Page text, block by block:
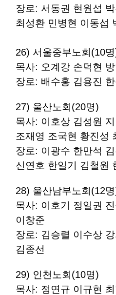
장로: 서동권 현원섭
최성환 민병현 이동섭
26) 서울중부노회(10
목사: 오계강 손덕현
장로: 배수홍 김용진
27) 울산노회(20명)
목사: 이호상 김성원
조재영 조국현 황진성
장로: 이광수 한만석
신연호 한일기 김철원
28) 울산남부노회(12
목사: 이호기 정일권
이창준
장로: 김승렬 이수상
김종선
29) 인천노회(10명)
목사: 정연규 이규현